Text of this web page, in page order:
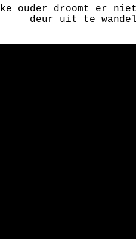
ouder droomt er
deur uit te